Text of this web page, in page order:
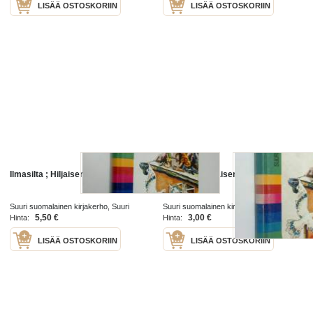
LISÄÄ OSTOSKORIIN LISÄÄ OSTOSKORIIN
Ilmasilta ; Hiljaisen joen aave
Suuri suomalainen kirjakerho, Suuri
nuorten kirjakerho 1977
Hinta: 5,50 €
LISÄÄ OSTOSKORIIN
Ilmasilta ; Hiljaisen joen aave
Suuri suomalainen kirjakerho, Suuri
nuorten kirjakerho 1977
Hinta: 3,00 €
LISÄÄ OSTOSKORIIN